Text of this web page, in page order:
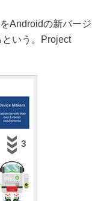
Androidの新バージ
いう。Project